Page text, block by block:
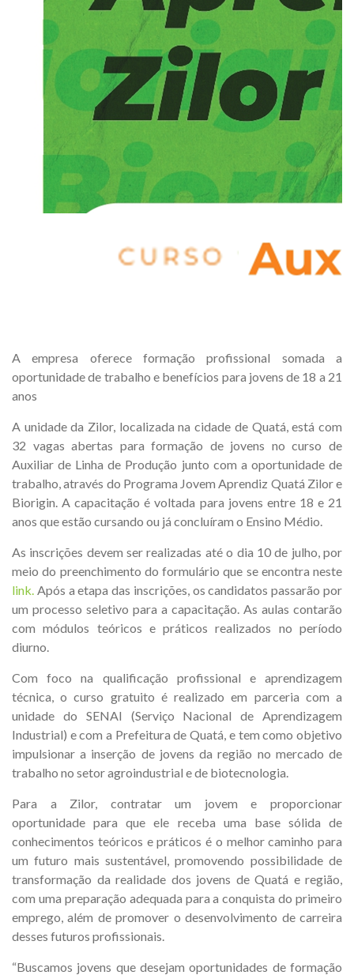
A empresa oferece formação profissional somada a
oportunidade de trabalho e benefícios para jovens de 18 a 21
anos
A unidade da Zilor, localizada na cidade de Quatá, está com
32 vagas abertas para formação de jovens no curso de
Auxiliar de Linha de Produção junto com a oportunidade de
trabalho, através do Programa Jovem Aprendiz Quatá Zilor e
Biorigin. A capacitação é voltada para jovens entre 18 e 21
anos que estão cursando ou já concluíram o Ensino Médio.
As inscrições devem ser realizadas até o dia 10 de julho, por
meio do preenchimento do formulário que se encontra neste
link. Após a etapa das inscrições, os candidatos passarão por
um processo seletivo para a capacitação. As aulas contarão
com módulos teóricos e práticos realizados no período
diurno.
Com foco na qualificação profissional e aprendizagem
técnica, o curso gratuito é realizado em parceria com a
unidade do SENAI (Serviço Nacional de Aprendizagem
Industrial) e com a Prefeitura de Quatá, e tem como objetivo
impulsionar a inserção de jovens da região no mercado de
trabalho no setor agroindustrial e de biotecnologia.
Para a Zilor, contratar um jovem e proporcionar
oportunidade para que ele receba uma base sólida de
conhecimentos teóricos e práticos é o melhor caminho para
um futuro mais sustentável, promovendo possibilidade de
transformação da realidade dos jovens de Quatá e região,
com uma preparação adequada para a conquista do primeiro
emprego, além de promover o desenvolvimento de carreira
desses futuros profissionais.
“Buscamos jovens que desejam oportunidades de formação